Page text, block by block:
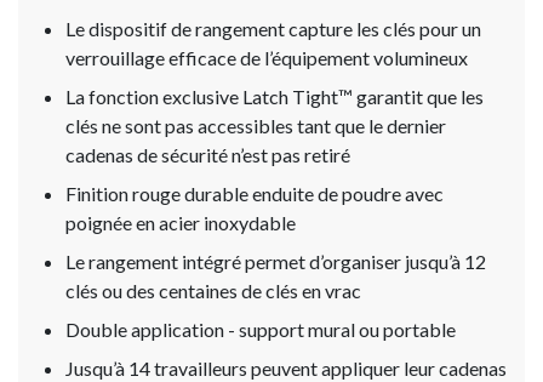
Le dispositif de rangement capture les clés pour un
verrouillage efficace de l’équipement volumineux
La fonction exclusive Latch Tight™ garantit que les
clés ne sont pas accessibles tant que le dernier
cadenas de sécurité n’est pas retiré
Finition rouge durable enduite de poudre avec
poignée en acier inoxydable
Le rangement intégré permet d’organiser jusqu’à 12
clés ou des centaines de clés en vrac
Double application - support mural ou portable
Jusqu’à 14 travailleurs peuvent appliquer leur cadenas